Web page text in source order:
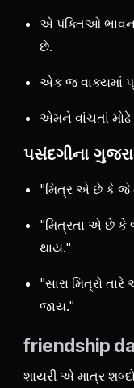
એ પંક્તિઓ
છે.
એક જ વાક્યમાં
એમને વાંચતાં
પસંદગીના
"મિત્ર એ છે કે જે
"મિત્રતા એ છે કે
થાય."
"સારા મિત્રો
જાય."
friendship
શાયરી એ માત્ર